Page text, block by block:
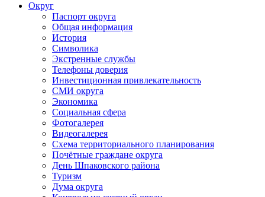
Округ
Паспорт округа
Общая информация
История
Символика
Экстренные службы
Телефоны доверия
Инвестиционная привлекательность
СМИ округа
Экономика
Социальная сфера
Фотогалерея
Видеогалерея
Схема территориального планирования
Почётные граждане округа
День Шпаковского района
Туризм
Дума округа